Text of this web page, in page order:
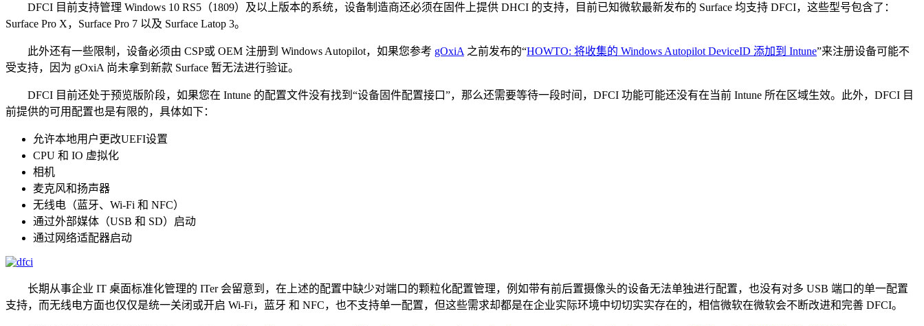
DFCI 目前支持管理 Windows 10 RS5（1809）及以上版本的系统，设备制造商还必须在固件上提供 DHCI 的支持，目前已知微软最新发布的 Surface 均支持 DFCI，这些型号包含了：
Surface Pro X，Surface Pro 7 以及 Surface Latop 3。
此外还有一些限制，设备必须由 CSP或 OEM 注册到 Windows Autopilot，如果您参考 gOxiA之前发布的“HOWTO: 将收集的 Windows Autopilot DeviceID 添加到 Intune”来注册设备可能不
受支持，因为 gOxiA 尚未拿到新款 Surface 暂无法进行验证。
DFCI 目前还处于预览版阶段，如果您在 Intune 的配置文件没有找到“设备固件配置接口”，那么还需要等待一段时间，DFCI 功能可能还没有在当前 Intune 所在区域生效。此外，DFCI 目
前提供的可用配置也是有限的，具体如下：
允许本地用户更改UEFI设置
CPU 和 IO 虚拟化
相机
麦克风和扬声器
无线电（蓝牙、Wi-Fi 和 NFC）
通过外部媒体（USB 和 SD）启动
通过网络适配器启动
长期从事企业 IT 桌面标准化管理的 ITer 会留意到，在上述的配置中缺少对端口的颗粒化配置管理，例如带有前后置摄像头的设备无法单独进行配置，也没有对多 USB 端口的单一配置
支持，而无线电方面也仅仅是统一关闭或开启 Wi-Fi，蓝牙 和 NFC，也不支持单一配置，但这些需求却都是在企业实际环境中切切实实存在的，相信微软在微软会不断改进和完善 DFCI。